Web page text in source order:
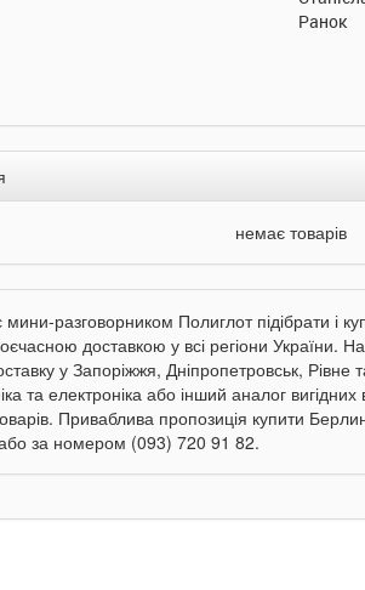
Ранок
немає товарів
разговорником Полиглот підібрати і
доставкою у всі регіони України.
у Запоріжжя, Дніпропетровськ, Рівне
та електроніка або інший аналог вигідних
Приваблива пропозиція купити
за номером (093) 720 91 82.